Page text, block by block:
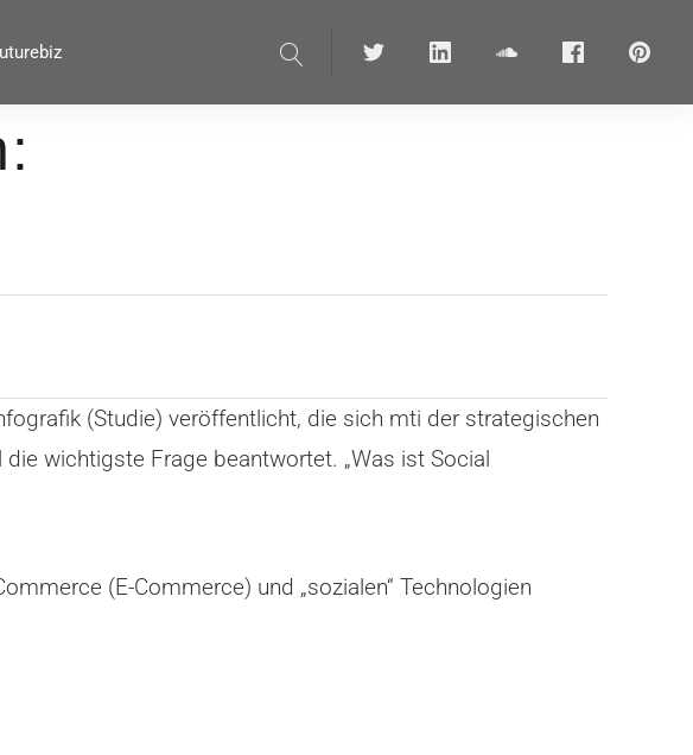
Suche Twitter linkedin soundcloudFacebook
(Studie) veröffentlicht, die sich mti der strategischen
wichtigste Frage beantwortet. „Was ist Social
(E-Commerce) und „sozialen“ Technologien